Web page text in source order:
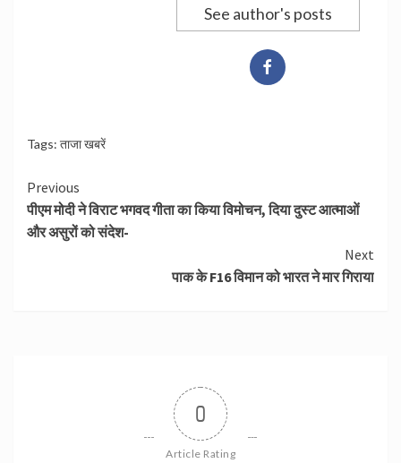
See author's posts
Tags: ताजा खबरें
Continue
Reading
Previous
पीएम मोदी ने विराट भगवद गीता का किया विमोचन, दिया दुस्ट आत्माओं
और असुरों को संदेश-
Next
पाक के F16 विमान को भारत ने मार गिराया
0
Article Rating